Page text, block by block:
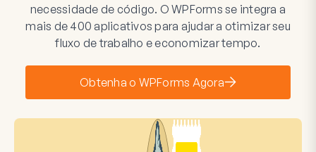
necessidade de código. O WPForms se integra a
mais de 400 aplicativos para ajudar a otimizar seu
fluxo de trabalho e economizar tempo.
Obtenha o WPForms Agora